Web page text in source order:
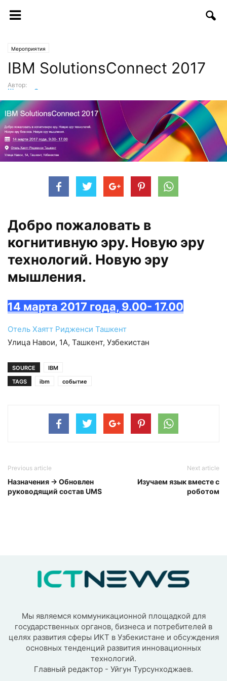
Мероприятия
IBM SolutionsConnect 2017
Автор:
Шухрат Саттаров
Добро пожаловать в
когнитивную эру. Новую эру
технологий. Новую эру
мышления.
14 марта 2017 года, 9.00- 17.00
Отель Хаятт Ридженси Ташкент
Улица Навои, 1А, Ташкент, Узбекистан
SOURCE
IBM
TAGS
ibm событие
Previous article
Назначения → Обновлен
руководящий состав UMS
Next article
Изучаем язык вместе с
роботом
Мы являемся коммуникационной площадкой для
государственных органов, бизнеса и потребителей в
целях развития сферы ИКТ в Узбекистане и обсуждения
основных тенденций развития инновационных
технологий.
Главный редактор - Уйгун Турсунходжаев.